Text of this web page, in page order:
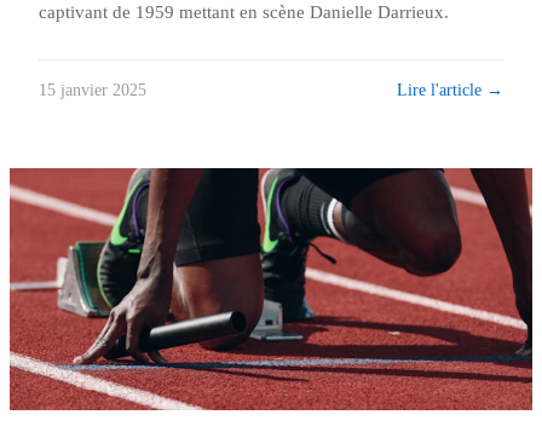
captivant de 1959 mettant en scène Danielle Darrieux.
15 janvier 2025 Lire l'article →